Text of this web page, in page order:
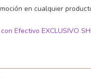
en cualquier
Efectivo EXCLUSIVO